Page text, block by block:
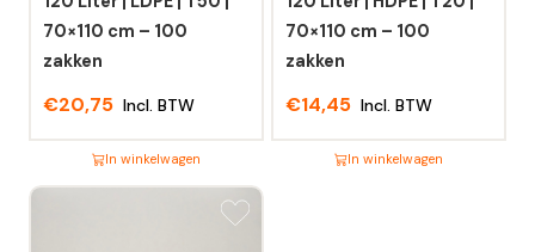
70×110 cm – 100
zakken
€20,75 Incl. BTW
In winkelwagen
Dit
70×110 cm – 100
zakken
€14,45 Incl. BTW
In winkelwagen